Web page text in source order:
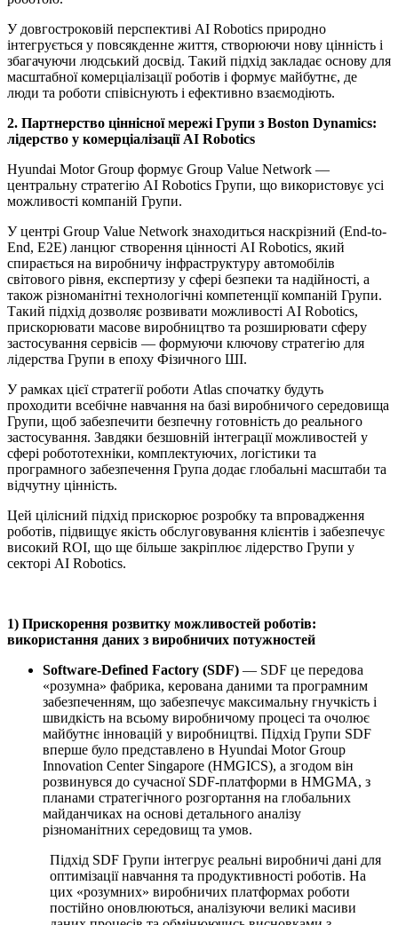
У довгостроковій перспективі AI Robotics природно
інтегрується у повсякденне життя, створюючи нову цінність і
збагачуючи людський досвід. Такий підхід закладає основу для
масштабної комерціалізації роботів і формує майбутнє, де
люди та роботи співіснують і ефективно взаємодіють.
2. Партнерство ціннісної мережі Групи з Boston Dynamics:
лідерство у комерціалізації AI Robotics
Hyundai Motor Group формує Group Value Network —
центральну стратегію AI Robotics Групи, що використовує усі
можливості компаній Групи.
У центрі Group Value Network знаходиться наскрізний (End-to-
End, E2E) ланцюг створення цінності AI Robotics, який
спирається на виробничу інфраструктуру автомобілів
світового рівня, експертизу у сфері безпеки та надійності, а
також різноманітні технологічні компетенції компаній Групи.
Такий підхід дозволяє розвивати можливості AI Robotics,
прискорювати масове виробництво та розширювати сферу
застосування сервісів — формуючи ключову стратегію для
лідерства Групи в епоху Фізичного ШІ.
У рамках цієї стратегії роботи Atlas спочатку будуть
проходити всебічне навчання на базі виробничого середовища
Групи, щоб забезпечити безпечну готовність до реального
застосування. Завдяки безшовній інтеграції можливостей у
сфері робототехніки, комплектуючих, логістики та
програмного забезпечення Група додає глобальні масштаби та
відчутну цінність.
Цей цілісний підхід прискорює розробку та впровадження
роботів, підвищує якість обслуговування клієнтів і забезпечує
високий ROI, що ще більше закріплює лідерство Групи у
секторі AI Robotics.
1) Прискорення розвитку можливостей роботів:
використання даних з виробничих потужностей
Software-Defined Factory (SDF) — SDF це передова
«розумна» фабрика, керована даними та програмним
забезпеченням, що забезпечує максимальну гнучкість і
швидкість на всьому виробничому процесі та очолює
майбутнє інновацій у виробництві. Підхід Групи SDF
вперше було представлено в Hyundai Motor Group
Innovation Center Singapore (HMGICS), а згодом він
розвинувся до сучасної SDF-платформи в HMGMA, з
планами стратегічного розгортання на глобальних
майданчиках на основі детального аналізу
різноманітних середовищ та умов.
Підхід SDF Групи інтегрує реальні виробничі дані для
оптимізації навчання та продуктивності роботів. На
цих «розумних» виробничих платформах роботи
постійно оновлюються, аналізуючи великі масиви